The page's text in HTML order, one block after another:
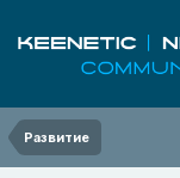
Развитие